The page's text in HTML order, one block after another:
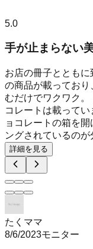
5.0
手が止まらない
お店の冊子ととも
の商品が載ってお
むだけでワクワク。
コレートは載って
ョコレートの箱を
ングされているのが
詳細を見る
たくママ
8/6/2023モニター